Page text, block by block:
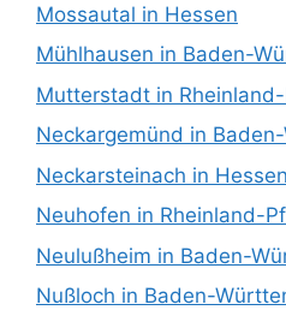
Mossautal in Hessen
Mühlhausen in Baden-
Mutterstadt in
Neckargemünd in
Neckarsteinach in Hessen
Neuhofen in Rheinland-
Neulußheim in Baden-
Nußloch in Baden-